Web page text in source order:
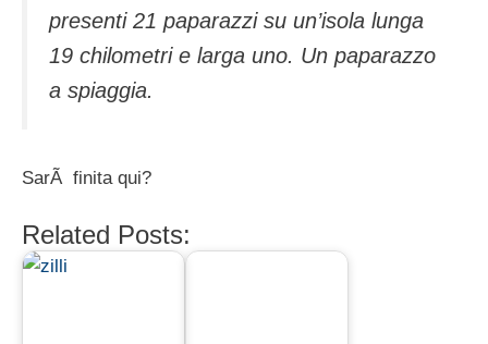
presenti 21 paparazzi su un’isola lunga
19 chilometri e larga uno. Un paparazzo
a spiaggia.
SarÃ finita qui?
Related Posts: